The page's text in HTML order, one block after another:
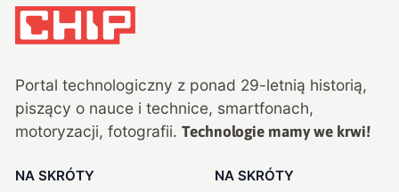
Portal technologiczny z ponad 29-letnią historią,
piszący o nauce i technice, smartfonach,
motoryzacji, fotografii. Technologie mamy we krwi!
NA SKRÓTY NA SKRÓTY